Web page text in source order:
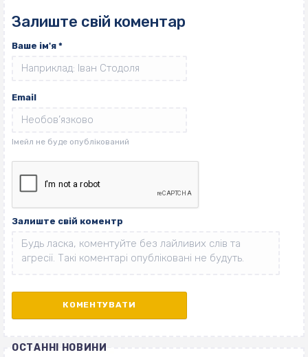
Залиште свій коментар
Ваше ім'я *
Email
Залиште свій коментр
ОСТАННІ НОВИНИ